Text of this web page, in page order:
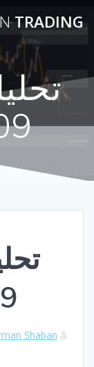
TRADING
Shaban